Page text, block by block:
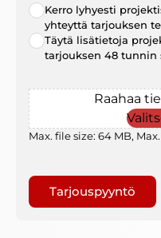
Radio
choice*
Kerro lyhyesti
yhteyttä tarjouksen
Täytä lisätietoja
tarjouksen 48 tunnin
File
Raahaa
Max. file size: 64 MB, Max.